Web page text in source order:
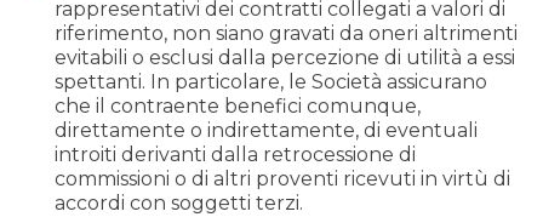
rappresentativi dei contratti collegati a valori di
riferimento, non siano gravati da oneri altrimenti
evitabili o esclusi dalla percezione di utilità a essi
spettanti. In particolare, le Società assicurano
che il contraente benefici comunque,
direttamente o indirettamente, di eventuali
introiti derivanti dalla retrocessione di
commissioni o di altri proventi ricevuti in virtù di
accordi con soggetti terzi.